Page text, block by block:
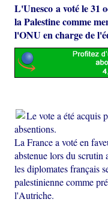
L'Unesco a voté le 31
la Palestine comme
l'ONU en charge de
Le vote a été acquis
absentions.
La France a voté en
abstenue lors du
les diplomates français
palestinienne comme
l'Autriche.